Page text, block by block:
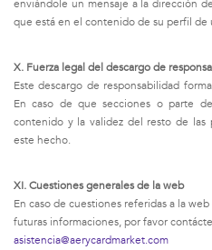
enviándole un mensaje a la dirección
que está en el contenido de su perfil de
X. Fuerza legal del descargo de
Este descargo de responsabilidad
En caso de que secciones o parte
contenido y la validez del resto de las
este hecho.
XI. Cuestiones generales de la web
En caso de cuestiones referidas a la
futuras informaciones, por favor
asistencia@aerycardmarket.com